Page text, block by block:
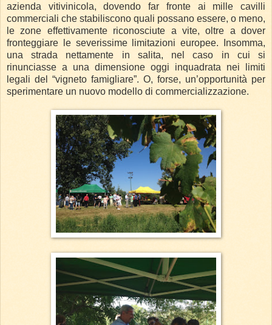
azienda vitivinicola, dovendo far fronte ai mille cavilli
commerciali che stabiliscono quali possano essere, o meno,
le zone effettivamente riconosciute a vite, oltre a dover
fronteggiare le severissime limitazioni europee. Insomma,
una strada nettamente in salita, nel caso in cui si
rinunciasse a una dimensione oggi inquadrata nei limiti
legali del “vigneto famigliare”. O, forse, un’opportunità per
sperimentare un nuovo modello di commercializzazione.